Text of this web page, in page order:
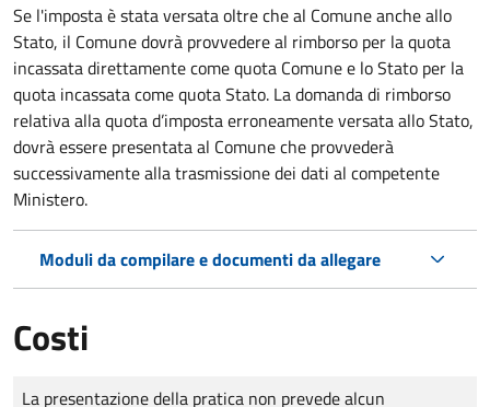
Se l'imposta è stata versata oltre che al Comune anche allo
Stato, il Comune dovrà provvedere al rimborso per la quota
incassata direttamente come quota Comune e lo Stato per la
quota incassata come quota Stato. La domanda di rimborso
relativa alla quota d’imposta erroneamente versata allo Stato,
dovrà essere presentata al Comune che provvederà
successivamente alla trasmissione dei dati al competente
Ministero.
Moduli da compilare e documenti da allegare
Costi
Tipo di pagamento
Importo
La presentazione della pratica non prevede alcun